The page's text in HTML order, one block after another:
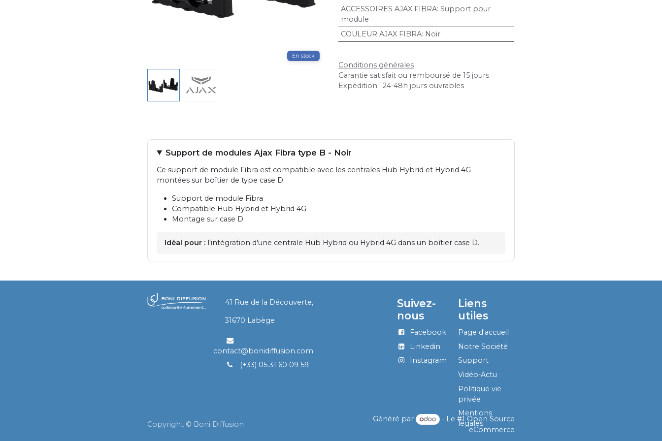
En stock
ACCESSOIRES AJAX FIBRA: Support pour
module
COULEUR AJAX FIBRA: Noir
Conditions générales
Garantie satisfait ou remboursé de 15 jours
Expédition : 24-48h jours ouvrables
Support de modules Ajax Fibra type B - Noir
Ce support de module Fibra est compatible avec les centrales Hub Hybrid et Hybrid 4G
montées sur boîtier de type case D.
Support de module Fibra
Compatible Hub Hybrid et Hybrid 4G
Montage sur case D
Idéal pour : l'intégration d'une centrale Hub Hybrid ou Hybrid 4G dans un boîtier case D.
​41 Rue de la Découverte,
​31670 Labège
contact@bonidiffusion.com
(+33) 05 31 60 09 59
Liens
utiles
Page d'accueil
Notre Société
Support
Vidéo-Actu
Politique vie
privée
Mentions
légales
Suivez-
nous
Facebook
Linkedin
Instagram
Copyright © Boni Diffusion
Généré par - Le #1 Open Source
eCommerce